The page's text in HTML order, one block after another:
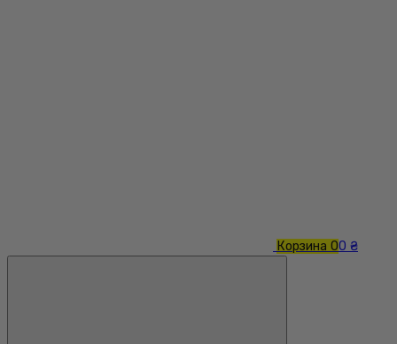
Корзина 00 ₴